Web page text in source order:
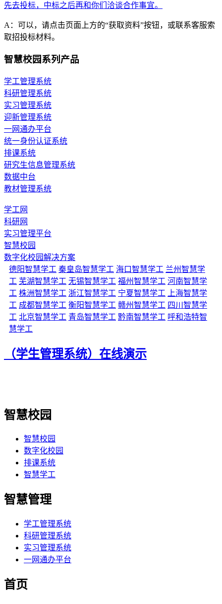
先去投标，中标之后再和你们洽谈合作事宜。
A：可以，请点击页面上方的“获取资料”按钮，或联系客服索
取招投标材料。
智慧校园系列产品
学工管理系统
科研管理系统
实习管理系统
迎新管理系统
一网通办平台
统一身份认证系统
排课系统
研究生信息管理系统
数据中台
教材管理系统
学工网
科研网
实习管理平台
智慧校园
数字化校园解决方案
德阳智慧学工 秦皇岛智慧学工 海口智慧学工 兰州智慧学
工 芜湖智慧学工 无锡智慧学工 福州智慧学工 河南智慧学
工 株洲智慧学工 浙江智慧学工 宁夏智慧学工
上海智慧学
工 成都智慧学工 衡阳智慧学工 赣州智慧学工 四川智慧学
工 北京智慧学工 青岛智慧学工 黔南智慧学工 呼和浩特智
慧学工
（学生管理系统）在线演示
智慧校园
智慧校园
数字化校园
排课系统
智慧学工
智慧管理
学工管理系统
科研管理系统
实习管理系统
一网通办平台
首页